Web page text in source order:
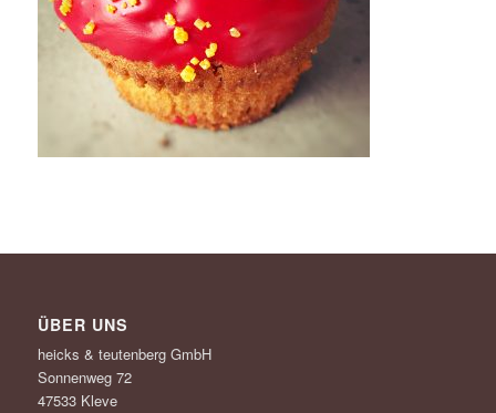
ÜBER UNS
heicks & teutenberg GmbH
Sonnenweg 72
47533 Kleve